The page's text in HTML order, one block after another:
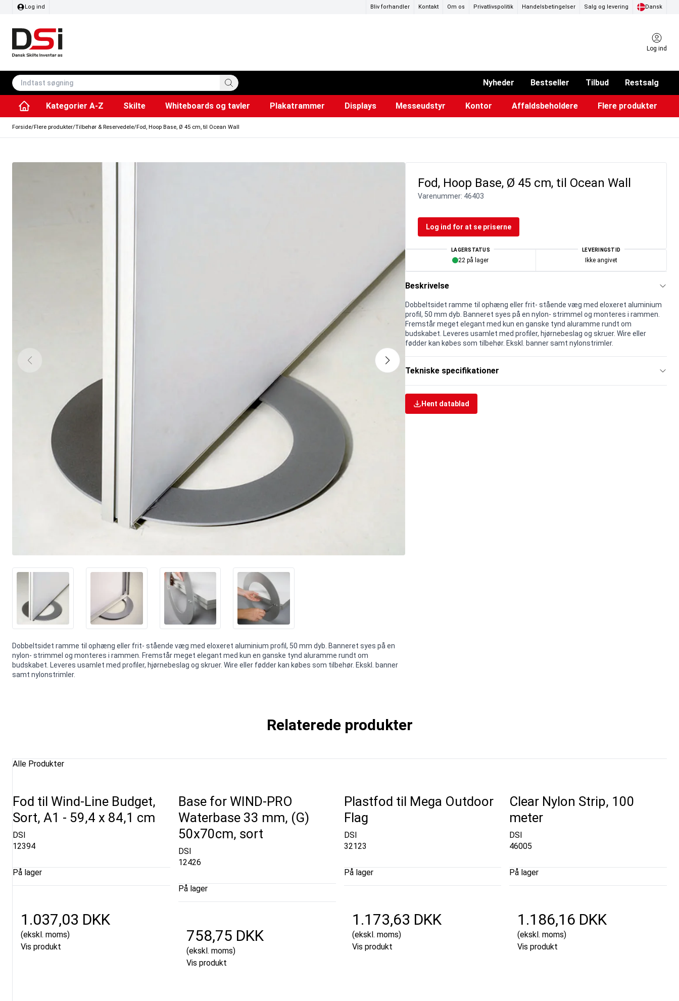
Log ind Bliv forhandler Kontakt Om os Privatlivspolitik Handelsbetingelser Salg og levering Dansk
Log ind
Nyheder Bestseller Tilbud Restsalg
Kategorier A-Z Skilte Whiteboards og tavler Plakatrammer Displays Messeudstyr Kontor Affaldsbeholdere Flere produkter
Forside/Flere produkter/Tilbehør & Reservedele/Fod, Hoop Base, Ø 45 cm, til Ocean Wall
Dobbeltsidet ramme til ophæng eller frit- stående væg med eloxeret aluminium profil, 50 mm dyb. Banneret syes på en
nylon- strimmel og monteres i rammen. Fremstår meget elegant med kun en ganske tynd aluramme rundt om
budskabet. Leveres usamlet med profiler, hjørnebeslag og skruer. Wire eller fødder kan købes som tilbehør. Ekskl. banner
samt nylonstrimler.
Fod, Hoop Base, Ø 45 cm, til Ocean Wall
Varenummer: 46403
Log ind for at se priserne
LAGERSTATUS
22 på lager
LEVERINGSTID
Ikke angivet
Beskrivelse
Dobbeltsidet ramme til ophæng eller frit- stående væg med eloxeret aluminium
profil, 50 mm dyb. Banneret syes på en nylon- strimmel og monteres i rammen.
Fremstår meget elegant med kun en ganske tynd aluramme rundt om
budskabet. Leveres usamlet med profiler, hjørnebeslag og skruer. Wire eller
fødder kan købes som tilbehør. Ekskl. banner samt nylonstrimler.
Tekniske specifikationer
Hent datablad
Relaterede produkter
Alle Produkter
Fod til Wind-Line Budget,
Sort, A1 - 59,4 x 84,1 cm
DSI
12394
På lager
1.037,03 DKK
(ekskl. moms)
Vis produkt
Base for WIND-PRO
Waterbase 33 mm, (G)
50x70cm, sort
DSI
12426
På lager
758,75 DKK
(ekskl. moms)
Vis produkt
Plastfod til Mega Outdoor
Flag
DSI
32123
På lager
1.173,63 DKK
(ekskl. moms)
Vis produkt
Clear Nylon Strip, 100
meter
DSI
46005
På lager
1.186,16 DKK
(ekskl. moms)
Vis produkt